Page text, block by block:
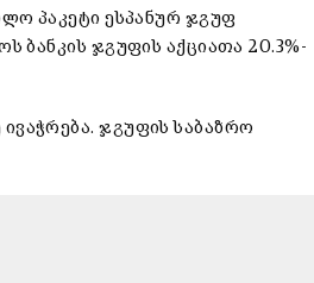
პაკეტი ესპანურ ჯგუფ
ბანკის ჯგუფის აქციათა 20.3%-
ჯგუფის საბაზრო